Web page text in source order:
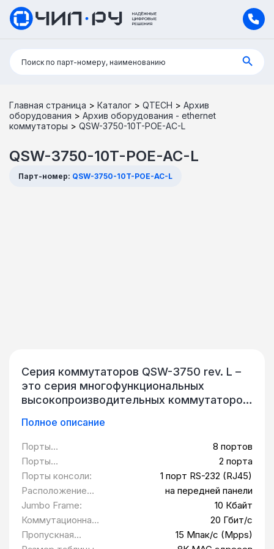
Поиск:
Поиск по парт-номеру, наименованию
Главная страница > Каталог > QTECH > Архив
оборудования > Архив оборудования - ethernet
коммутаторы > QSW-3750-10T-POE-AC-L
QSW-3750-10T-POE-AC-L
Парт-номер: QSW-3750-10T-POE-AC-L
Серия коммутаторов QSW-3750 rev. L –
это серия многофункциональных
высокопроизводительных коммутаторов
Коммутаторы данной серии обладают
превосходным конструктивным
исполнением, надежностью и простотой
использования. Базовый функционал
коммутаторов полностью соответствует
мировым требованиям для построения
надежных сетей уровня доступа.
Коммутаторы осуществляют
подключение конечных пользователей к
Полное описание
Порты
10/100/1000BASE-
T:
8 портов
Порты
100/1000BASE-X
SFP:
2 порта
Порты консоли:
1 порт RS-232 (RJ45)
Расположение
разъемов
питания:
на передней панели
Jumbo Frame:
10 Кбайт
Коммутационная
матрица:
20 Гбит/с
Пропускная
способность:
15 Мпак/с (Mpps)